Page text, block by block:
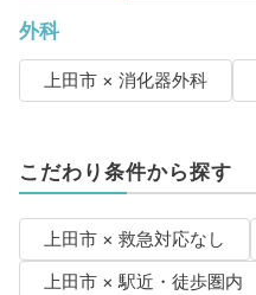
外科
上田市 × 消化器外科
こだわり条件から探す
上田市 × 救急対応なし
上田市 × 駅近・徒歩圏内